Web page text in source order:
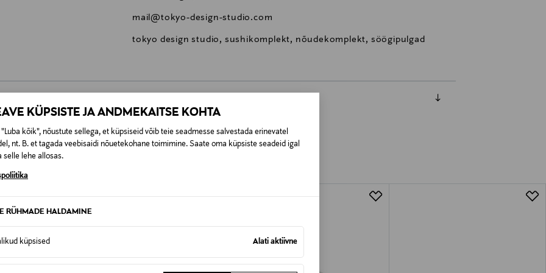
KÜPSISTE JA ANDMEKAITSE KOHTA
kõik", nõustute sellega, et küpsiseid võib teie seadmesse salvestada erinevatel
nt. B. et tagada veebisaidi nõuetekohane toimimine. Saate oma küpsiste seadeid igal
selle lehe allosas.
RÜHMADE HALDAMINE
küpsised Alati aktiivne
mail@tokyo-design-studio.com
tokyo design studio, sushikomplekt, nõudekomplekt, söögipulgad
0,00 €
KA